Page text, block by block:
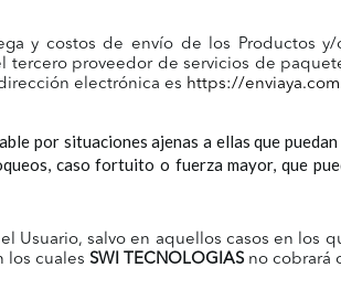
y costos de envío de los Productos
proveedor de servicios de
electrónica es https://
por situaciones ajenas a ellas que
caso fortuito o fuerza mayor, que
Usuario, salvo en aquellos casos en los
los cualesSWI TECNOLOGIASno cobrará